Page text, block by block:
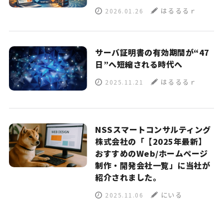
2026.01.26 はるるるｒ
サーバ証明書の有効期間が“47
日”へ短縮される時代へ
2025.11.21 はるるるｒ
NSSスマートコンサルティング
株式会社の「【2025年最新】
おすすめのWeb/ホームページ
制作・開発会社一覧」に当社が
紹介されました。
2025.11.06 にいる